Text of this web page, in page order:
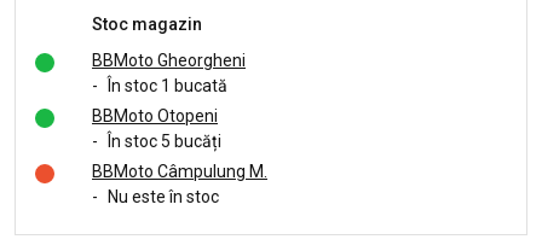
Stoc magazin
BBMoto Gheorgheni
-
În stoc 1 bucată
BBMoto Otopeni
-
În stoc 5 bucăți
BBMoto Câmpulung M.
-
Nu este în stoc